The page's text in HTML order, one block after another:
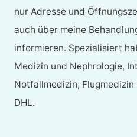
nur Adresse und
auch über meine
informieren. Spezialisiert
Medizin und Nephrologie,
Notfallmedizin,
DHL.